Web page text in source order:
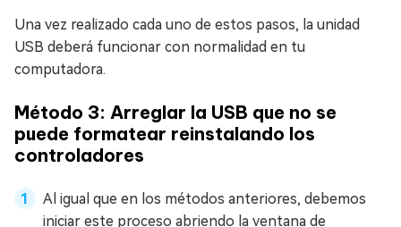
Una vez realizado cada uno de estos pasos, la unidad
USB deberá funcionar con normalidad en tu
computadora.
Método 3: Arreglar la USB que no se
puede formatear reinstalando los
controladores
Al igual que en los métodos anteriores, debemos
iniciar este proceso abriendo la ventana de